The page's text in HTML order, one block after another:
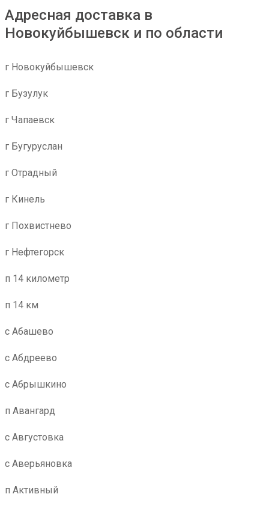
Адресная доставка в
Новокуйбышевск и по области
г Новокуйбышевск
г Бузулук
г Чапаевск
г Бугуруслан
г Отрадный
г Кинель
г Похвистнево
г Нефтегорск
п 14 километр
п 14 км
с Абашево
с Абдреево
с Абрышкино
п Авангард
с Августовка
с Аверьяновка
п Активный